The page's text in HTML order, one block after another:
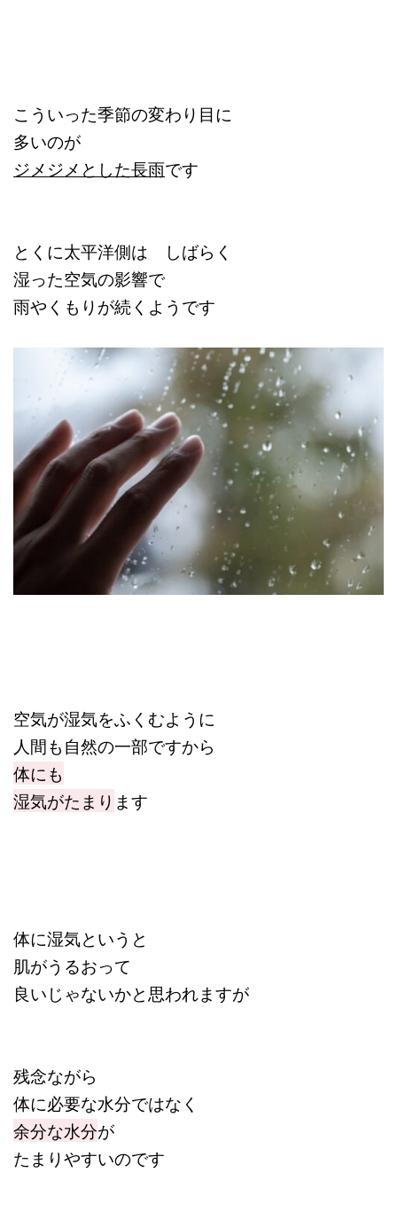
こういった季節の変わり目に
多いのが
ジメジメとした長雨です
とくに太平洋側は しばらく
湿った空気の影響で
雨やくもりが続くようです
空気が湿気をふくむように
人間も自然の一部ですから
体にも
湿気がたまり ます
体に湿気というと
肌がうるおって
良いじゃないかと思われますが
残念ながら
体に必要な水分ではなく
余分な水分が
たまりやすいのです